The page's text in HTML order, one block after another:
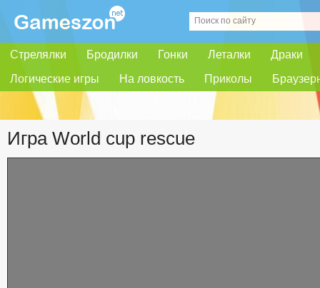
Стрелялки Бродилки Гонки Леталки
Драки
Логические игры
На ловкость Приколы
Игра World cup rescue